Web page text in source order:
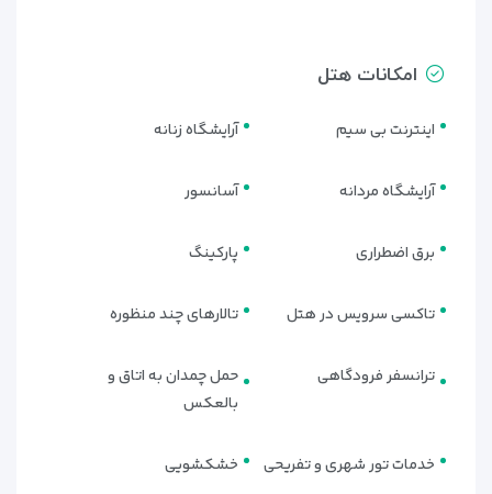
انواع اتاق‌های لوکس هتل رگنوم
کاریا آنتالیا | انتخابی بی‌نظیر برای هر
سلیقه
فوق‌لوکس، یکی از گسترده‌ترین و متنوع‌ترین مجموعه‌های اقامتی
ترکیه محسوب می‌شود. این تنوع باعث شده هر مهمان—از
انتخاب کند. در ادامه با جزئیات کامل و جذاب انواع اتاق‌های این
امکانات هتل
اینترنت بی سیم آرایشگاه زنانه
آرایشگاه مردانه آسانسور
برق اضطراری پارکینگ
تاکسی سرویس در هتل تالارهای چند منظوره
ترانسفر فرودگاهی
حمل چمدان به اتاق و
بالعکس
خدمات تور شهری و تفریحی خشکشویی